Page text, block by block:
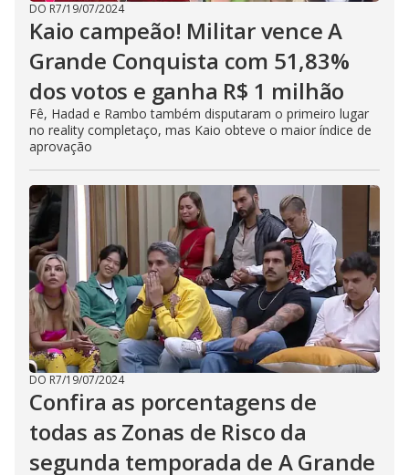
DO R7/19/07/2024
Kaio campeão! Militar vence A
Grande Conquista com 51,83%
dos votos e ganha R$ 1 milhão
Fê, Hadad e Rambo também disputaram o primeiro lugar
no reality completaço, mas Kaio obteve o maior índice de
aprovação
DO R7/19/07/2024
Confira as porcentagens de
todas as Zonas de Risco da
segunda temporada de A Grande